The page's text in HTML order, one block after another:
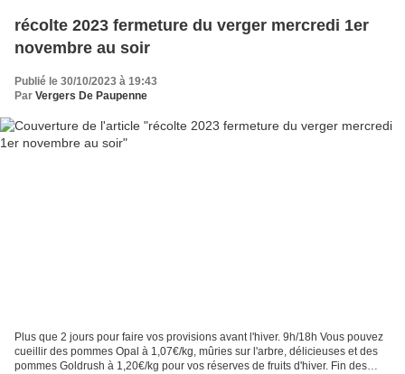
récolte 2023 fermeture du verger mercredi 1er
novembre au soir
Publié le 30/10/2023 à 19:43
Par Vergers De Paupenne
Plus que 2 jours pour faire vos provisions avant l'hiver. 9h/18h Vous pouvez
cueillir des pommes Opal à 1,07€/kg, mûries sur l'arbre, délicieuses et des
pommes Goldrush à 1,20€/kg pour vos réserves de fruits d'hiver. Fin des